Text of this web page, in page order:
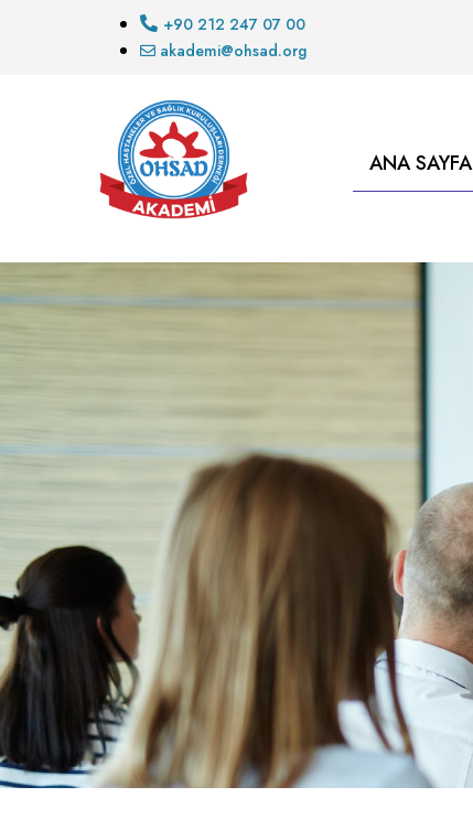
+90 212 247 07 00
akademi@ohsad.org
ANA SAYFA